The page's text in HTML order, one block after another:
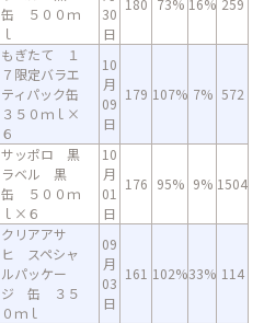
缶 ５００ｍ
ｌ
30
日
180 73% 16% 259
もぎたて １
７限定バラエ
ティパック缶
３５０ｍｌ×
６
10
月
09
日
179 107% 7% 572
サッポロ 黒
ラベル 黒
缶 ５００ｍ
ｌ×６
10
月
01
日
176 95% 9% 1504
クリアアサ
ヒ スペシャ
ルパッケー
ジ 缶 ３５
０ｍｌ
09
月
03
日
161 102%33% 114